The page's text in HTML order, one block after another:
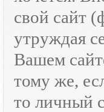
свой сайт
утруждая
Вашем
тому же,
то личный